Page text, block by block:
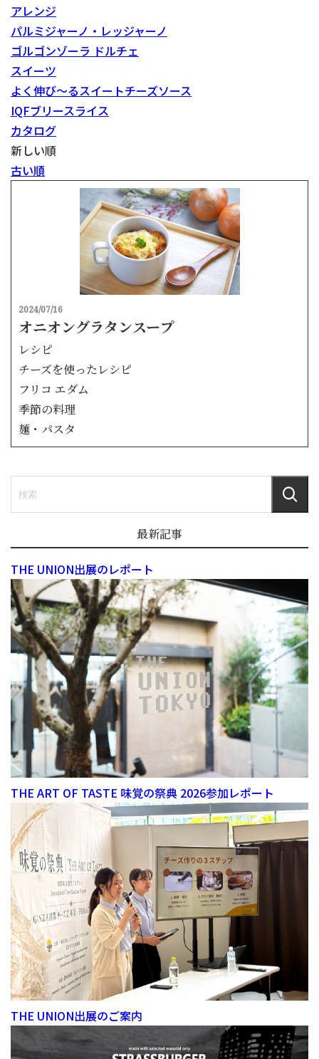
アレンジ
パルミジャーノ・レッジャーノ
ゴルゴンゾーラ ドルチェ
スイーツ
よく伸び～るスイートチーズソース
IQFブリースライス
カタログ
新しい順
古い順
2024/07/16
オニオングラタンスープ
レシピ
チーズを使ったレシピ
フリコ エダム
季節の料理
麺・パスタ
最新記事
THE UNION出展のレポート
THE ART OF TASTE 味覚の祭典 2026参加レポート
THE UNION出展のご案内